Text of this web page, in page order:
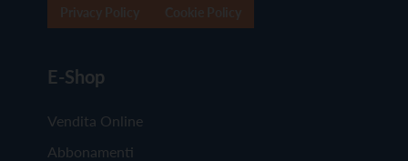
E-Shop
Vendita Online
Abbonamenti